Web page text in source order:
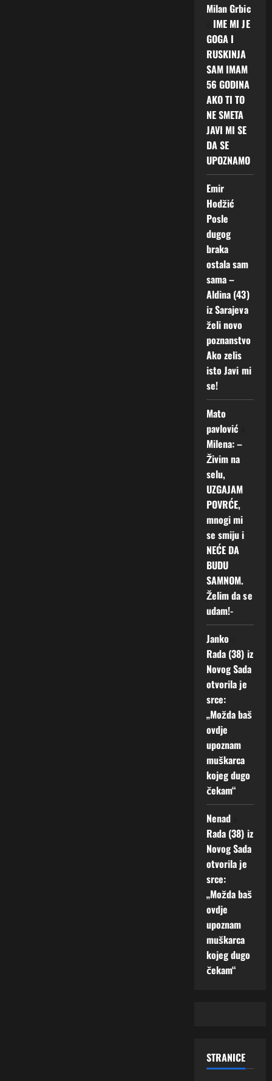
Milan Grbic
IME MI JE
GOGA I
RUSKINJA
SAM IMAM
56 GODINA
AKO TI TO
NE SMETA
JAVI MI SE
DA SE
UPOZNAMO
Emir
Hodžić
Posle
dugog
braka
ostala sam
sama –
Aldina (43)
iz Sarajeva
želi novo
poznanstvo
Ako zelis
isto Javi mi
se!
Mato
pavlović
Milena: –
Živim na
selu,
UZGAJAM
POVRĆE,
mnogi mi
se smiju i
NEĆE DA
BUDU
SAMNOM.
Želim da se
udam!-
Janko
Rada (38) iz
Novog Sada
otvorila je
srce:
„Možda baš
ovdje
upoznam
muškarca
kojeg dugo
čekam“
Nenad
Rada (38) iz
Novog Sada
otvorila je
srce:
„Možda baš
ovdje
upoznam
muškarca
kojeg dugo
čekam“
STRANICE